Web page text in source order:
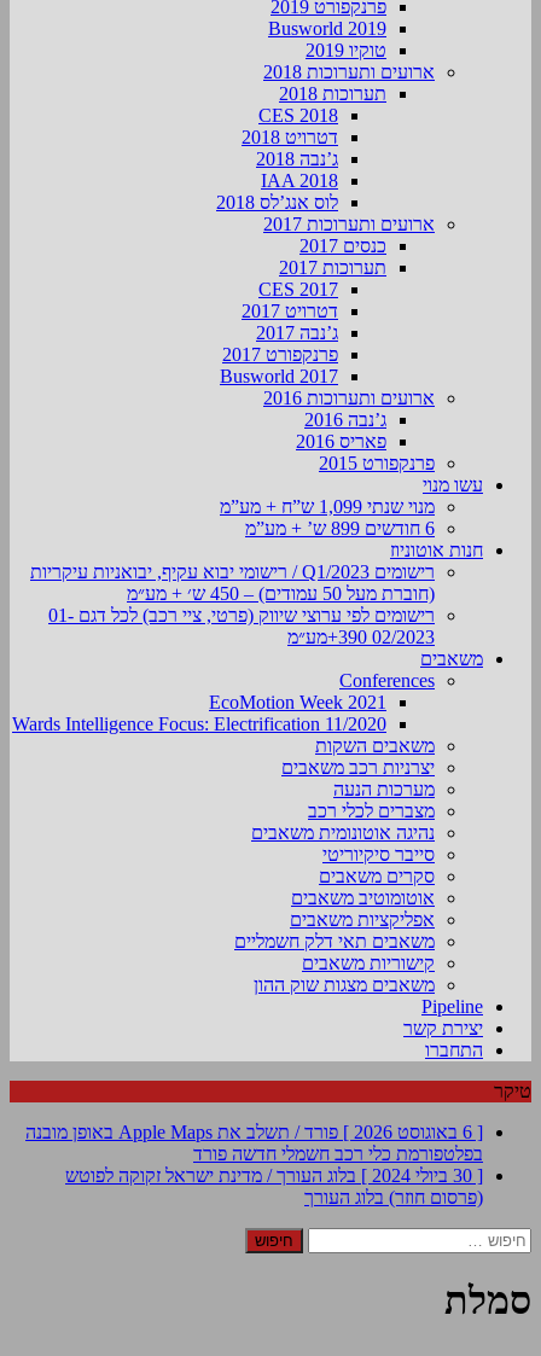
פרנקפורט 2019
Busworld 2019
טוקיו 2019
ארועים ותערוכות 2018
תערוכות 2018
CES 2018
דטרויט 2018
ג’נבה 2018
IAA 2018
לוס אנג’לס 2018
ארועים ותערוכות 2017
כנסים 2017
תערוכות 2017
CES 2017
דטרויט 2017
ג’נבה 2017
פרנקפורט 2017
Busworld 2017
ארועים ותערוכות 2016
ג’נבה 2016
פאריס 2016
פרנקפורט 2015
עשו מנוי
מנוי שנתי 1,099 ש”ח + מע”מ
6 חודשים 899 ש’ + מע”מ
חנות אוטוניוז
רישומים Q1/2023 / רישומי יבוא עקיף, יבואניות עיקריות
(חוברת מעל 50 עמודים) – 450 ש׳ + מע״מ
רישומים לפי ערוצי שיווק (פרטי, ציי רכב) לכל דגם 01-
02/2023 390+מע״מ
משאבים
Conferences
EcoMotion Week 2021
Wards Intelligence Focus: Electrification 11/2020
משאבים השקות
יצרניות רכב משאבים
מערכות הנעה
מצברים לכלי רכב
נהיגה אוטונומית משאבים
סייבר סיקיוריטי
סקרים משאבים
אוטומוטיב משאבים
אפליקציות משאבים
משאבים תאי דלק חשמליים
קישוריות משאבים
משאבים מצגות שוק ההון
Pipeline
יצירת קשר
התחברו
טיקר
[ 6 באוגוסט 2026 ]
פורד / תשלב את Apple Maps באופן מובנה
בפלטפורמת כלי רכב חשמלי חדשה פורד
[ 30 ביולי 2024 ]
בלוג העורך / מדינת ישראל זקוקה לפוטש
(פרסום חוזר) בלוג העורך
חיפוש:
סמלת